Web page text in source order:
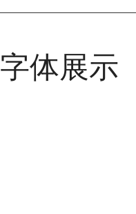
字体展示